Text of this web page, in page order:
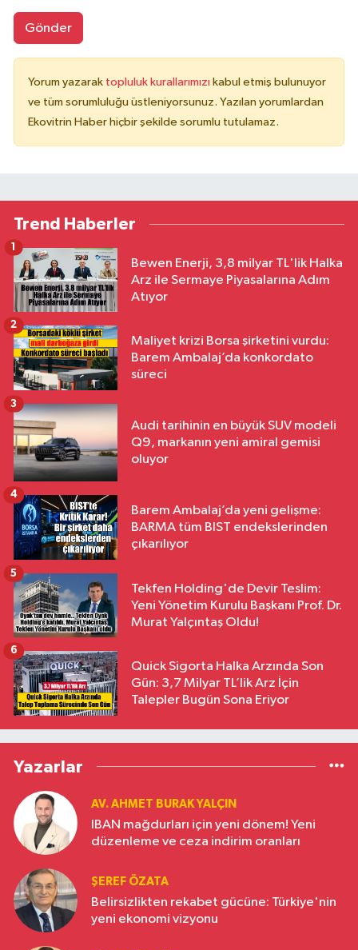
Gönder
Yorum yazarak topluluk kurallarımızı kabul etmiş bulunuyor
ve tüm sorumluluğu üstleniyorsunuz. Yazılan yorumlardan
Ekovitrin Haber hiçbir şekilde sorumlu tutulamaz.
Trend Haberler
Bewen Enerji, 3,8 milyar TL'lik Halka
Arz ile Sermaye Piyasalarına Adım
Atıyor
1
Maliyet krizi Borsa şirketini vurdu:
Barem Ambalaj’da konkordato
süreci
2
Audi tarihinin en büyük SUV modeli
Q9, markanın yeni amiral gemisi
oluyor
3
Barem Ambalaj’da yeni gelişme:
BARMA tüm BIST endekslerinden
çıkarılıyor
4
Tekfen Holding'de Devir Teslim:
Yeni Yönetim Kurulu Başkanı Prof. Dr.
Murat Yalçıntaş Oldu!
5
Quick Sigorta Halka Arzında Son
Gün: 3,7 Milyar TL’lik Arz İçin
Talepler Bugün Sona Eriyor
6
Yazarlar
AV. AHMET BURAK YALÇIN
IBAN mağdurları için yeni dönem! Yeni
düzenleme ve ceza indirim oranları
ŞEREF ÖZATA
Belirsizlikten rekabet gücüne: Türkiye'nin
yeni ekonomi vizyonu